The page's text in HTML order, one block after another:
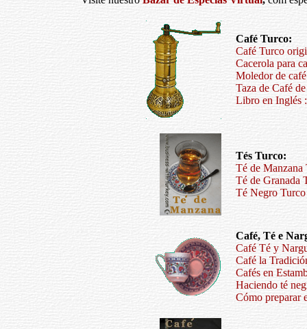
Café Turco:
Café Turco
Cacerola para
Moledor de
Taza de Café
Libro en Inglés
Tés Turco:
Té de
Té de Granada
Té Negro
Café, Té e
Café Té y
Café la
Cafés en
Haciendo té
Cómo preparar